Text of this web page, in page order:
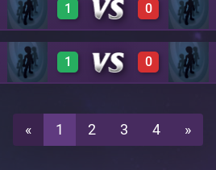
0 A19 1
1 0
1 A19 0
1 0
« 1 2 3 4 »